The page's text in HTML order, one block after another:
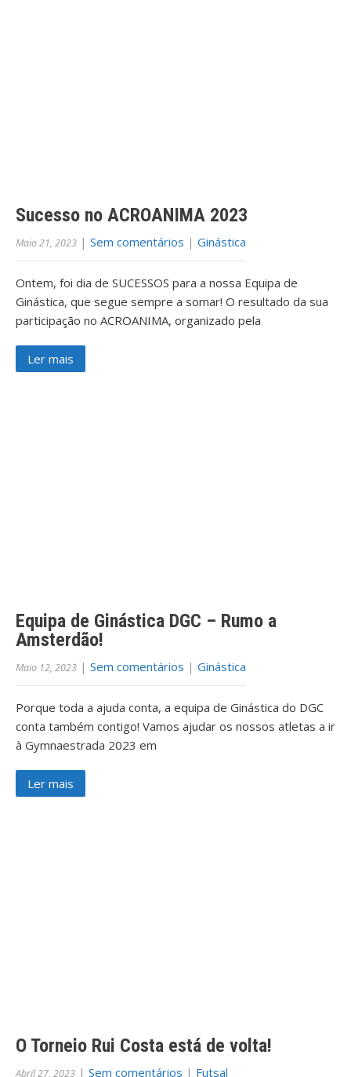
Sucesso no ACROANIMA 2023
Maio 21, 2023 | Sem comentários | Ginástica
Ontem, foi dia de SUCESSOS para a nossa Equipa de
Ginástica, que segue sempre a somar! O resultado da sua
participação no ACROANIMA, organizado pela
Ler mais
Equipa de Ginástica DGC – Rumo a
Amsterdão!
Maio 12, 2023 | Sem comentários | Ginástica
Porque toda a ajuda conta, a equipa de Ginástica do DGC
conta também contigo! Vamos ajudar os nossos atletas a ir
à Gymnaestrada 2023 em
Ler mais
O Torneio Rui Costa está de volta!
Abril 27, 2023 | Sem comentários | Futsal